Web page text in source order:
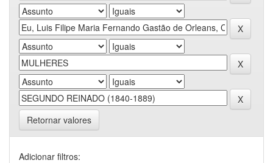
Retornar valores
Adicionar filtros: